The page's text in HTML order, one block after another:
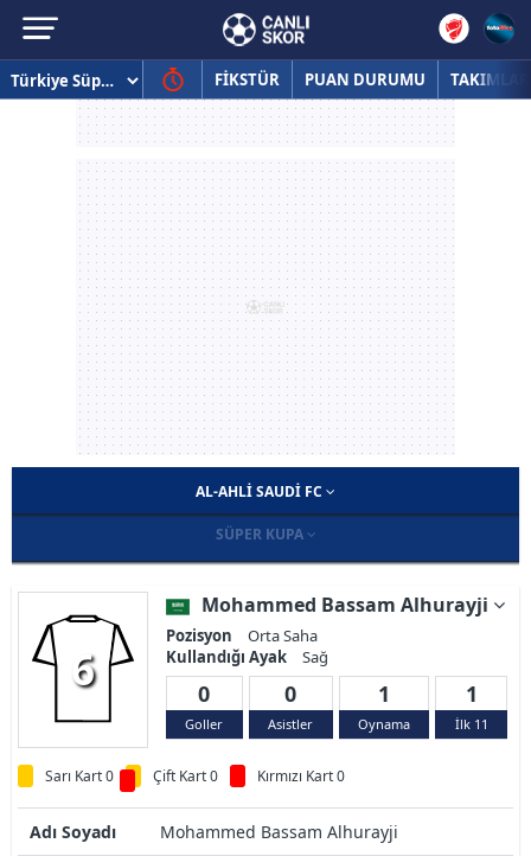
FİKSTÜR PUAN DURUMU TAKIMLAR
AL-AHLI SAUDI FC
SÜPER KUPA
6
Mohammed Bassam Alhurayji
Pozisyon
Orta Saha
Kullandığı Ayak
Sağ
0
Goller
0
Asistler
1
Oynama
1
İlk 11
Sarı Kart 0 Çift Kart 0 Kırmızı Kart 0
Adı Soyadı Mohammed Bassam Alhurayji